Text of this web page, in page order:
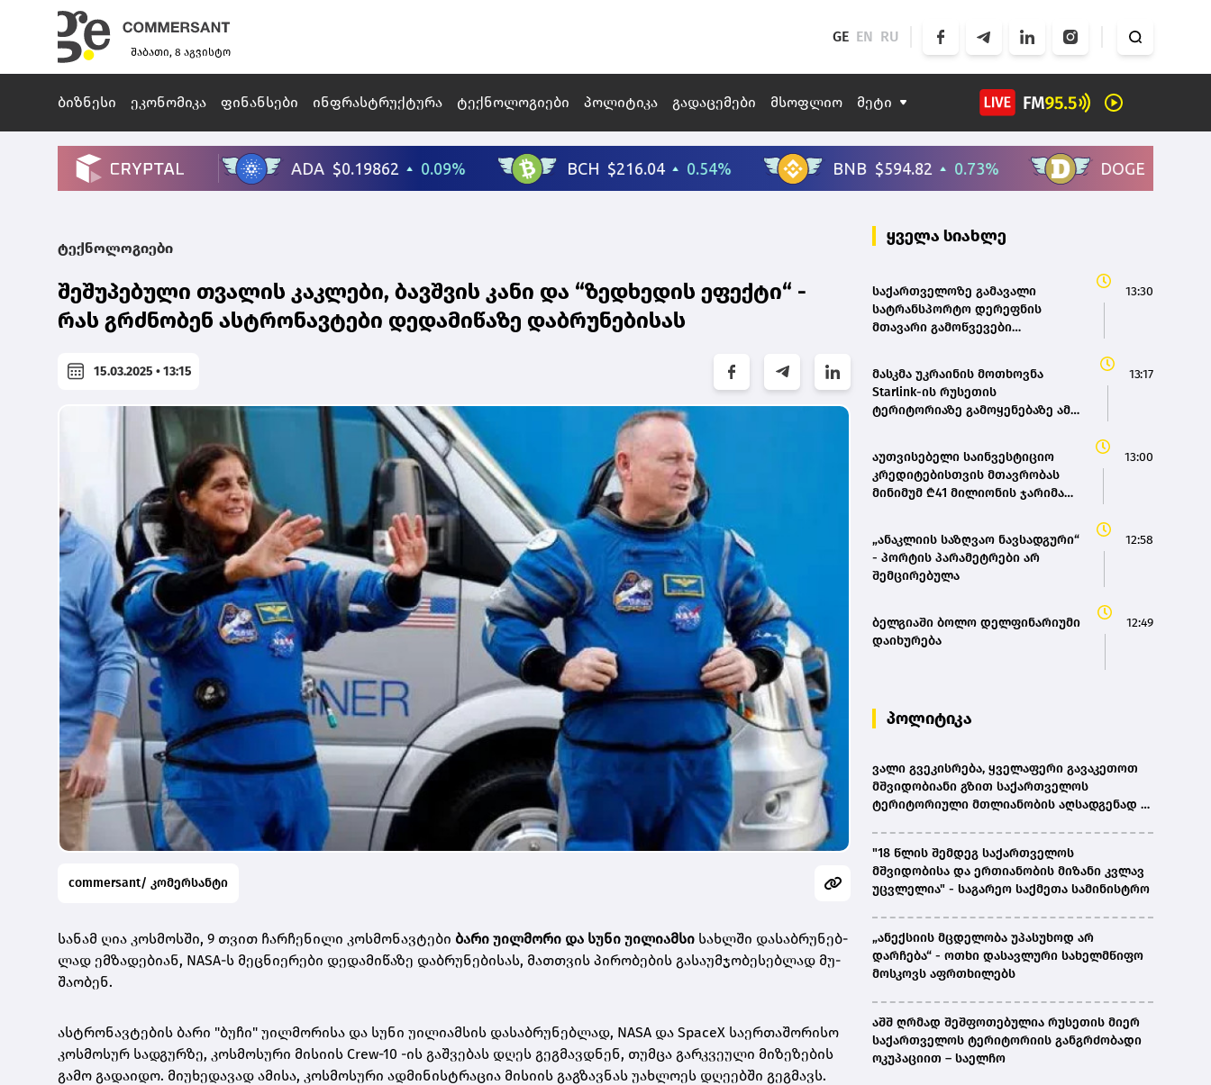
შაბათი, 8 აგვისტო
GE EN RU
ბიზნესი ეკონომიკა ფინანსები ინფრასტრუქტურა ტექნოლოგიები პოლიტიკა გადაცემები მსოფლიო მეტი
ტექნოლოგიები
შეშუპებული თვალის კაკლები, ბავშვის კანი და “ზედხედის ეფექტი“ -
რას გრძნობენ ასტრონავტები დედამიწაზე დაბრუნებისას
15.03.2025 • 13:15
commersant/ კომერსანტი
სა­ნამ ღია კოს­მოს­ში, 9 თვით ჩარ­ჩე­ნი­ლი კოს­მო­ნავ­ტე­ბი ბარი უილ­მო­რი და სუნი უი­ლი­ამ­სი სახ­ლში და­საბ­რუ­ნებ­
ლად ემ­ზა­დე­ბი­ან, NASA-ს მეც­ნი­ე­რე­ბი დე­და­მი­წა­ზე დაბ­რუ­ნე­ბი­სას, მათ­თვის პი­რო­ბე­ბის გა­სა­უმ­ჯო­ბე­სებ­ლად მუ­
შა­ო­ბენ.
ას­ტრო­ნავ­ტე­ბის ბარი "ბუჩი" უილ­მო­რი­სა და სუნი უი­ლი­ამ­სის და­საბ­რუ­ნებ­ლად, NASA და SpaceX სა­ერ­თა­შო­რი­სო
კოს­მო­სურ სად­გურ­ზე, კოს­მო­სუ­რი მი­სი­ის Crew-10 -ის გაშ­ვე­ბას დღეს გეგ­მავ­დნენ, თუმ­ცა გარ­კვე­უ­ლი მი­ზე­ზე­ბის
გამო გა­და­ი­დო. მი­უ­ხე­და­ვად ამი­სა, კოს­მო­სუ­რი ად­მი­ნის­ტრა­ცია მი­სი­ის გაგ­ზავ­ნას უახ­ლო­ეს დღე­ებ­ში გეგ­მავს.
ყველა სიახლე
საქართველოზე გამავალი
სატრანსპორტო დერეფნის
მთავარი გამოწვევები
- შეფასება
13:30
მასკმა უკრაინის მოთხოვნა
Starlink-ის რუსეთის
ტერიტორიაზე გამოყენებაზე ამ
13:17
აუთვისებელი საინვესტიციო
კრედიტებისთვის მთავრობას
მინიმუმ ₾41 მილიონის ჯარიმა
13:00
„ანაკლიის საზღვაო ნავსადგური“
- პორტის პარამეტრები არ
შემცირებულა
12:58
ბელგიაში ბოლო დელფინარიუმი
დაიხურება
12:49
პოლიტიკა
ვალი გვეკისრება, ყველაფერი გავაკეთოთ
მშვიდობიანი გზით საქართველოს
ტერიტორიული მთლიანობის აღსადგენად -
"18 წლის შემდეგ საქართველოს
მშვიდობისა და ერთიანობის მიზანი კვლავ
უცვლელია" - საგარეო საქმეთა სამინისტრო
„ანექსიის მცდელობა უპასუხოდ არ
დარჩება“ - ოთხი დასავლური სახელმწიფო
მოსკოვს აფრთხილებს
აშშ ღრმად შეშფოთებულია რუსეთის მიერ
საქართველოს ტერიტორიის განგრძობადი
ოკუპაციით – საელჩო